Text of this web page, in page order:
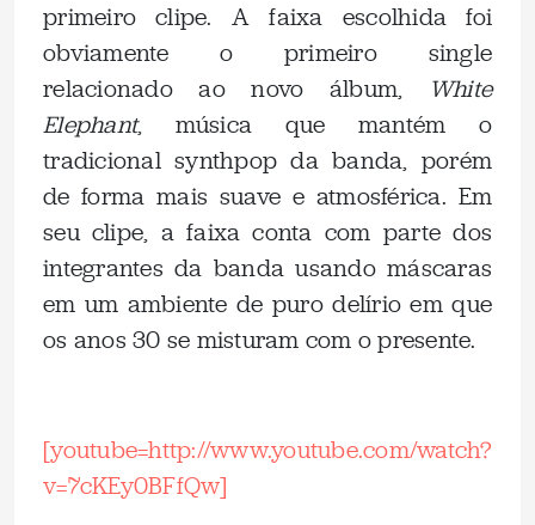
primeiro clipe. A faixa escolhida foi
obviamente o primeiro single
relacionado ao novo álbum,
White
Elephant, música que mantém o
tradicional synthpop da banda, porém
de forma mais suave e atmosférica. Em
seu clipe, a faixa conta com parte dos
integrantes da banda usando máscaras
em um ambiente de puro delírio em que
os anos 30 se misturam com o presente.
[youtube=http://www.youtube.com/watch?
v=7cKEy0BFfQw]